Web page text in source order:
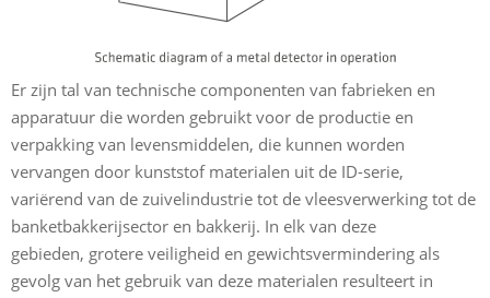
Er zijn tal van technische componenten van fabrieken en
apparatuur die worden gebruikt voor de productie en
verpakking van levensmiddelen, die kunnen worden
vervangen door kunststof materialen uit de ID-serie,
variërend van de zuivelindustrie tot de vleesverwerking tot de
banketbakkerijsector en bakkerij. In elk van deze
gebieden, grotere veiligheid en gewichtsvermindering als
gevolg van het gebruik van deze materialen resulteert in